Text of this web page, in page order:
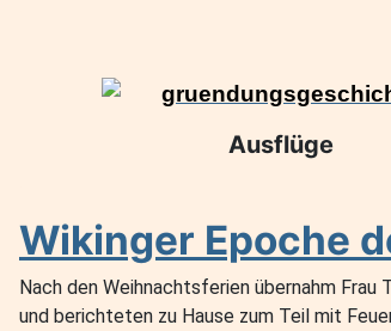
Ausflüge
Wikinger Epoche
Nach den Weihnachtsferien übernahm Frau
und berichteten zu Hause zum Teil mit